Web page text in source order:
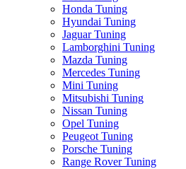
Honda Tuning
Hyundai Tuning
Jaguar Tuning
Lamborghini Tuning
Mazda Tuning
Mercedes Tuning
Mini Tuning
Mitsubishi Tuning
Nissan Tuning
Opel Tuning
Peugeot Tuning
Porsche Tuning
Range Rover Tuning